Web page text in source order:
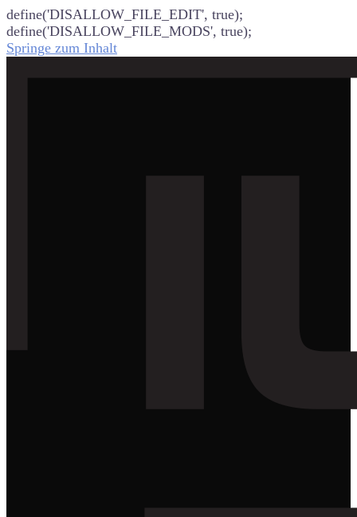
define('DISALLOW_FILE_EDIT', true);
define('DISALLOW_FILE_MODS', true);
Springe zum Inhalt